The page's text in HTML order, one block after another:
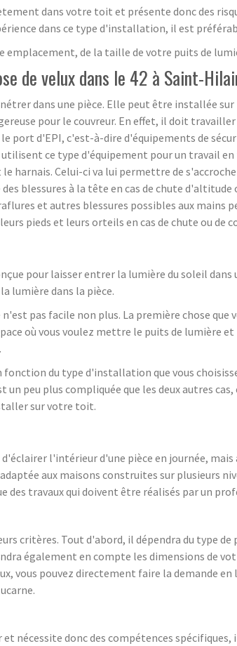
dans votre toit et présente donc des
dans ce type d'installation, il est
emplacement, de la taille de votre puits de
de velux dans le 42 à Saint-
dans une pièce. Elle peut être installée
pour le couvreur. En effet, il doit
port d'EPI, c'est-à-dire d'équipements de
ce type d'équipement pour un travail
harnais. Celui-ci va lui permettre de
blessures à la tête en cas de chute d'altitude
et autres blessures possibles aux mains
pieds et leurs orteils en cas de chute ou de
pour laisser entrer la lumière du soleil dans
lumière dans la pièce.
pas facile non plus. La première chose que
où vous voulez mettre le puits de lumière
du type d'installation que vous
peu plus compliquée que les deux autres
sur votre toit.
l'intérieur d'une pièce en journée,
aux maisons construites sur plusieurs
travaux qui doivent être réalisés par un
Tout d'abord, il dépendra du type de
également en compte les dimensions de
vous pouvez directement faire la demande
nécessite donc des compétences